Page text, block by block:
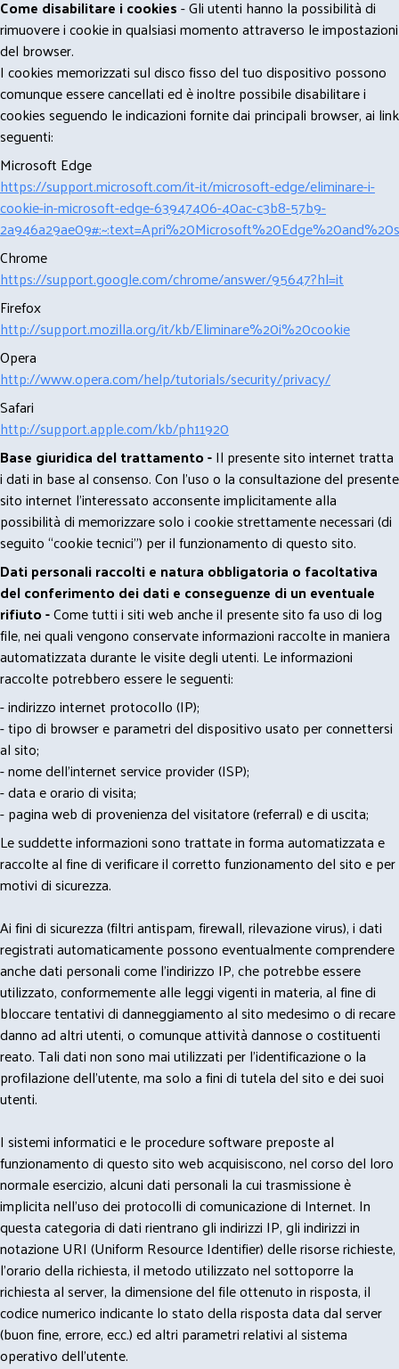
Come disabilitare i cookies- Gli utenti hanno la possibilità di
rimuovere i cookie in qualsiasi momento attraverso le impostazioni
del browser.
I cookies memorizzati sul disco fisso del tuo dispositivo possono
comunque essere cancellati ed è inoltre possibile disabilitare i
cookies seguendo le indicazioni fornite dai principali browser, ai link
seguenti:
Microsoft Edge
https://support.microsoft.com/it-it/microsoft-edge/eliminare-i-
cookie-in-microsoft-edge-63947406-40ac-c3b8-57b9-
Chrome
https://support.google.com/chrome/answer/95647?hl=it
Firefox
http://support.mozilla.org/it/kb/Eliminare%20i%20cookie
Opera
http://www.opera.com/help/tutorials/security/privacy/
Safari
http://support.apple.com/kb/ph11920
Base giuridica del trattamento -Il presente sito internet tratta
i dati in base al consenso. Con l'uso o la consultazione del presente
sito internet l’interessato acconsente implicitamente alla
possibilità di memorizzare solo i cookie strettamente necessari (di
seguito “cookie tecnici”) per il funzionamento di questo sito.
Dati personali raccolti e natura obbligatoria o facoltativa
del conferimento dei dati e conseguenze di un eventuale
rifiuto -Come tutti i siti web anche il presente sito fa uso di log
file, nei quali vengono conservate informazioni raccolte in maniera
automatizzata durante le visite degli utenti. Le informazioni
raccolte potrebbero essere le seguenti:
- indirizzo internet protocollo (IP);
- tipo di browser e parametri del dispositivo usato per connettersi
al sito;
- nome dell'internet service provider (ISP);
- data e orario di visita;
- pagina web di provenienza del visitatore (referral) e di uscita;
Le suddette informazioni sono trattate in forma automatizzata e
raccolte al fine di verificare il corretto funzionamento del sito e per
motivi di sicurezza.
Ai fini di sicurezza (filtri antispam, firewall, rilevazione virus), i dati
registrati automaticamente possono eventualmente comprendere
anche dati personali come l'indirizzo IP, che potrebbe essere
utilizzato, conformemente alle leggi vigenti in materia, al fine di
bloccare tentativi di danneggiamento al sito medesimo o di recare
danno ad altri utenti, o comunque attività dannose o costituenti
reato. Tali dati non sono mai utilizzati per l'identificazione o la
profilazione dell'utente, ma solo a fini di tutela del sito e dei suoi
utenti.
I sistemi informatici e le procedure software preposte al
funzionamento di questo sito web acquisiscono, nel corso del loro
normale esercizio, alcuni dati personali la cui trasmissione è
implicita nell'uso dei protocolli di comunicazione di Internet. In
questa categoria di dati rientrano gli indirizzi IP, gli indirizzi in
notazione URI (Uniform Resource Identifier) delle risorse richieste,
l'orario della richiesta, il metodo utilizzato nel sottoporre la
richiesta al server, la dimensione del file ottenuto in risposta, il
codice numerico indicante lo stato della risposta data dal server
(buon fine, errore, ecc.) ed altri parametri relativi al sistema
operativo dell'utente.